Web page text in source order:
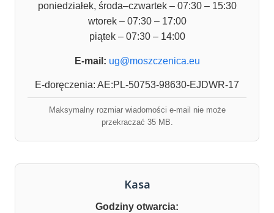
poniedziałek, środa–czwartek – 07:30 – 15:30
wtorek – 07:30 – 17:00
piątek – 07:30 – 14:00
E-mail: ug@moszczenica.eu
E-doręczenia: AE:PL-50753-98630-EJDWR-17
Maksymalny rozmiar wiadomości e-mail nie może
przekraczać 35 MB.
Kasa
Godziny otwarcia: